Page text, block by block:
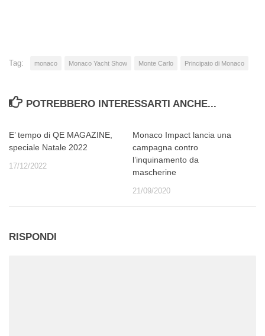
Tag: monaco Monaco Yacht Show Monte Carlo Principato di Monaco
POTREBBERO INTERESSARTI ANCHE...
E’ tempo di QE MAGAZINE,
speciale Natale 2022
17/12/2022
Monaco Impact lancia una
campagna contro
l’inquinamento da
mascherine
21/09/2020
RISPONDI